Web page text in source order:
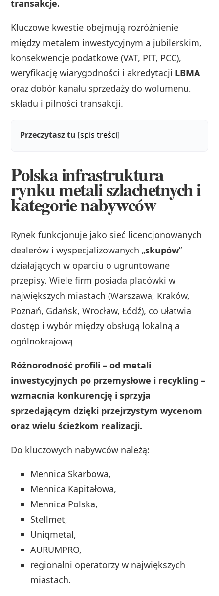
transakcje.
Kluczowe kwestie obejmują rozróżnienie
między metalem inwestycyjnym a jubilerskim,
konsekwencje podatkowe (VAT, PIT, PCC),
weryfikację wiarygodności i akredytacji LBMA
oraz dobór kanału sprzedaży do wolumenu,
składu i pilności transakcji.
Przeczytasz tu [spis treści]
Polska infrastruktura
rynku metali szlachetnych i
kategorie nabywców
Rynek funkcjonuje jako sieć licencjonowanych
dealerów i wyspecjalizowanych „skupów”
działających w oparciu o ugruntowane
przepisy. Wiele firm posiada placówki w
największych miastach (Warszawa, Kraków,
Poznań, Gdańsk, Wrocław, Łódź), co ułatwia
dostęp i wybór między obsługą lokalną a
ogólnokrajową.
Różnorodność profili – od metali
inwestycyjnych po przemysłowe i recykling –
wzmacnia konkurencję i sprzyja
sprzedającym dzięki przejrzystym wycenom
oraz wielu ścieżkom realizacji.
Do kluczowych nabywców należą:
Mennica Skarbowa,
Mennica Kapitałowa,
Mennica Polska,
Stellmet,
Uniqmetal,
AURUMPRO,
regionalni operatorzy w największych
miastach.